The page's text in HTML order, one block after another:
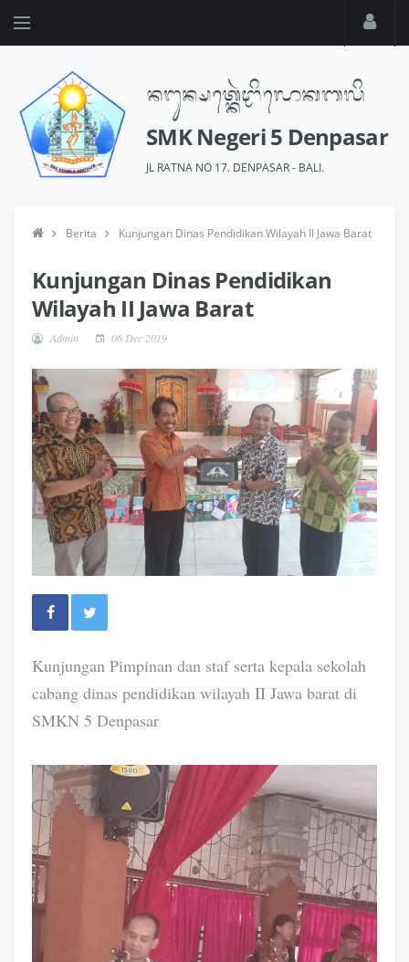
SMK Negeri 5 Denpasar
JL RATNA NO 17. DENPASAR - BALI.
Berita Kunjungan Dinas Pendidikan Wilayah II Jawa Barat
Kunjungan Dinas Pendidikan
Wilayah II Jawa Barat
Admin 06 Dec 2019
Kunjungan Pimpinan dan staf serta kepala sekolah
cabang dinas pendidikan wilayah II Jawa barat di
SMKN 5 Denpasar